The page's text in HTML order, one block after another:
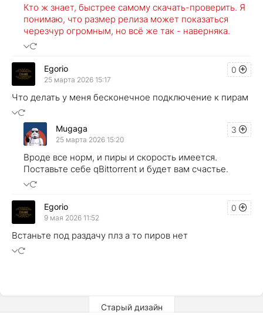
Кто ж знает, быстрее самому скачать-проверить. Я
понимаю, что размер релиза может показаться
черезчур огромным, но всё же так - наверняка.
0
Egorio
25 марта 2026 15:17
Что делать у меня бесконечное подключение к пирам
3
Mugaga
25 марта 2026 15:20
Вроде все норм, и пиры и скорость имеется.
Поставьте себе qBittorrent и будет вам счастье.
0
Egorio
9 мая 2026 11:52
Встаньте под раздачу плз а то пиров нет
Старый дизайн